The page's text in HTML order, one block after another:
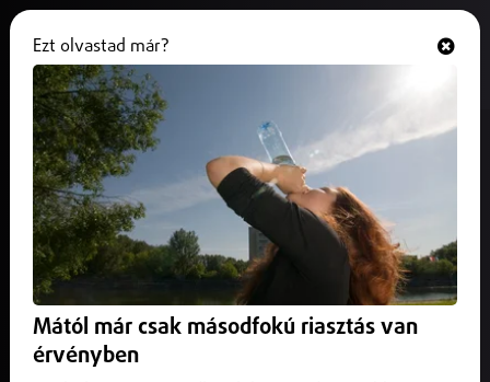
Szabó Bence a
Belügyminisztériumban folytatja
2026. május 16.Belföld
A Belügyminisztériumban folytatja munkáját Szabó Bence.
véleményének képviselete lesz.
Ezt olvastad már?
Mától már csak másodfokú riasztás van
érvényben